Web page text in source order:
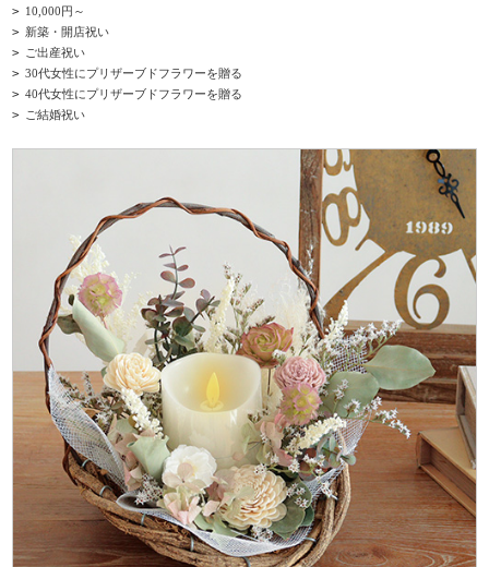
> 10,000円～
> 新築・開店祝い
> ご出産祝い
> 30代女性にプリザーブドフラワーを贈る
> 40代女性にプリザーブドフラワーを贈る
> ご結婚祝い